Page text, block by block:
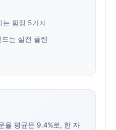
는 함정 5가지
는 실전 플랜
율 평균은 9.4%로, 한 자